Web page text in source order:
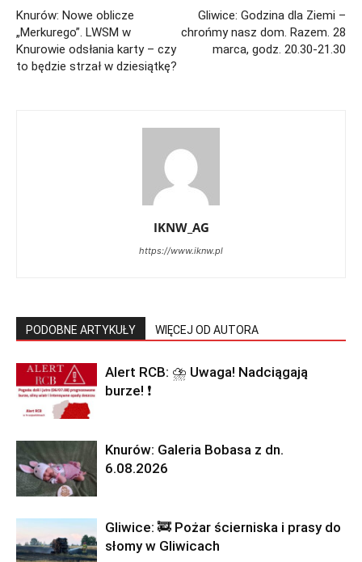
Knurów: Nowe oblicze
„Merkurego”. LWSM w
Knurowie odsłania karty – czy
to będzie strzał w dziesiątkę?
Gliwice: Godzina dla Ziemi –
chrońmy nasz dom. Razem. 28
marca, godz. 20.30-21.30
IKNW_AG
https://www.iknw.pl
PODOBNE ARTYKUŁY WIĘCEJ OD AUTORA
Alert RCB: ⛈ Uwaga! Nadciągają
burze! ❗
Knurów: Galeria Bobasa z dn.
6.08.2026
Gliwice: 🚒 Pożar ścierniska i prasy do
słomy w Gliwicach